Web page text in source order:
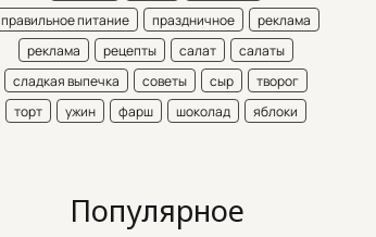
правильное питание
праздничное
реклама
реклама
рецепты салат
салаты
сладкая выпечка
советы сыр
творог
торт
ужин фарш шоколад яблоки
Популярное